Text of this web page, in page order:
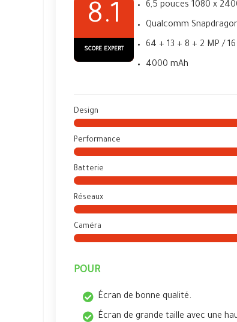
8.1
SCORE EXPERT
6,5 pouces 1080 x
Qualcomm
64 + 13 + 8 + 2 MP / 16
4000 mAh
Design
Performance
Batterie
Réseaux
Caméra
POUR
Écran de bonne qualité.
Écran de grande taille avec une